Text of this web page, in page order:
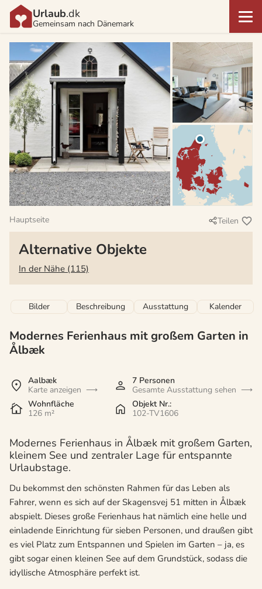
Urlaub.dk
Gemeinsam nach Dänemark
Hauptseite Teilen
Alternative Objekte
In der Nähe (115)
Bilder Beschreibung Ausstattung Kalender
Modernes Ferienhaus mit großem Garten in
Ålbæk
Aalbæk
Karte anzeigen
7 Personen
Gesamte Ausstattung sehen
Wohnfläche
126 m²
Objekt Nr.:
102-TV1606
Modernes Ferienhaus in Ålbæk mit großem Garten,
kleinem See und zentraler Lage für entspannte
Urlaubstage.
Du bekommst den schönsten Rahmen für das Leben als
Fahrer, wenn es sich auf der Skagensvej 51 mitten in Ålbæk
abspielt. Dieses große Ferienhaus hat nämlich eine helle und
einladende Einrichtung für sieben Personen, und draußen gibt
es viel Platz zum Entspannen und Spielen im Garten – ja, es
gibt sogar einen kleinen See auf dem Grundstück, sodass die
idyllische Atmosphäre perfekt ist.